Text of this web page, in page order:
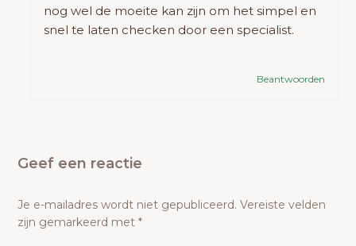
nog wel de moeite kan zijn om het simpel en
snel te laten checken door een specialist.
Beantwoorden
Geef een reactie
Je e-mailadres wordt niet gepubliceerd. Vereiste velden
zijn gemarkeerd met*